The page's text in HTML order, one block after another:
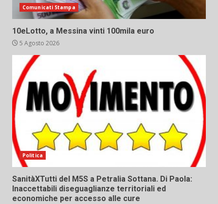
Comunicati Stampa
10eLotto, a Messina vinti 100mila euro
5 Agosto 2026
Politica
SanitàXTutti del M5S a Petralia Sottana. Di Paola:
Inaccettabili diseguaglianze territoriali ed
economiche per accesso alle cure